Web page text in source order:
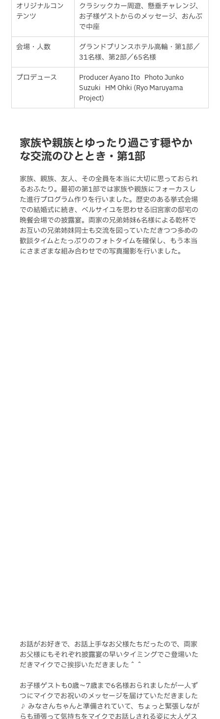
オリジナルコン
テンツ
クラシックカー周遊、懸垂チャレンジ、
お子様ゲストからのメッセージ、おんぶ
で中座
会場・人数
グランドプリンスホテル高輪・第1部／
31名様、第2部／65名様
プロデュース
Producer Ayano Ito   Photo Junko
Suzuki   HM Ohki (Ryo Maruyama
Project)
家族や親族とゆったり過ごす穏やか
な交流のひととき・第1部
家族、親族、友人、その全員を本当に大切に思っておられ
るおふたり。最初の第1部では家族や親族にフォーカスし
た進行プログラム作りを行いました。歴史のある挙式会場
での結婚式に続き、ベルサイユを思わせる旧宮家の邸宅の
晩餐会場での披露宴。両家の兄弟姉妹6名様による乾杯で
お互いの兄弟姉妹同士も交流を図っていただきつつ多めの
歓談タイムとたっぷりのフォトタイムを確保し、もう本当
にさまざまな組み合わせでの写真撮影を行いました。
お話がお好きで、お話上手なお父様たちだったので、両家
お父様にもそれぞれ披露宴の早いタイミングでご登場いた
だきマイクでご挨拶いただきました＾＾
お子様ゲストも0歳〜7歳まで6名様おられましたが一人ず
つにマイクでお祝いのメッセージを届けていただきました
♪ みなさんちゃんと準備されていて、ちょっと緊張しなが
らも頑張って気持ちをマイクでお話しされる姿に大人ゲス